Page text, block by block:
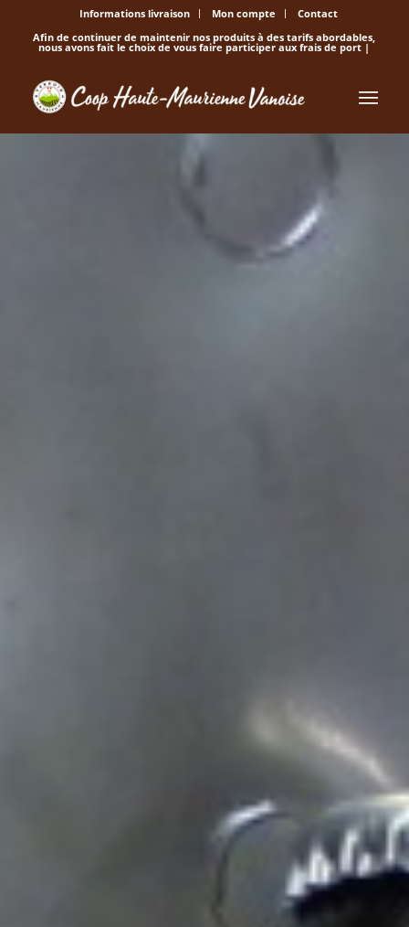
Informations livraison Mon compte
Contact
Afin de continuer de maintenir nos produits à des tarifs abordables,
nous avons fait le choix de vous faire participer aux frais de port |